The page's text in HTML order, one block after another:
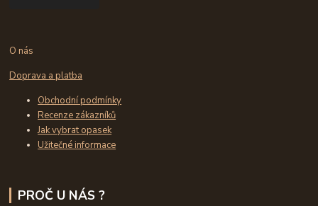
O nás
Doprava a platba
Obchodní podmínky
Recenze zákazníků
Jak vybrat opasek
Užitečné informace
PROČ U NÁS ?